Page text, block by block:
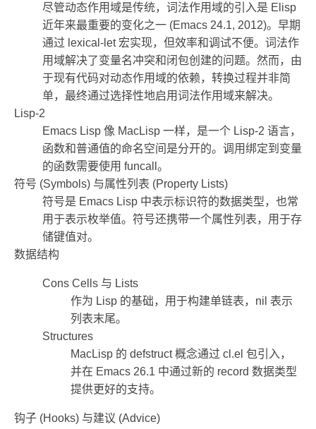
尽管动态作用域是传统，词法作用域的引入是 Elisp
近年来最重要的变化之一 (Emacs 24.1, 2012)。早期
通过 lexical-let 宏实现，但效率和调试不便。词法作
用域解决了变量名冲突和闭包创建的问题。然而，由
于现有代码对动态作用域的依赖，转换过程并非简
单，最终通过选择性地启用词法作用域来解决。
Lisp-2
Emacs Lisp 像 MacLisp 一样，是一个 Lisp-2 语言，
函数和普通值的命名空间是分开的。调用绑定到变量
的函数需要使用 funcall。
符号 (Symbols) 与属性列表 (Property Lists)
符号是 Emacs Lisp 中表示标识符的数据类型，也常
用于表示枚举值。符号还携带一个属性列表，用于存
储键值对。
数据结构
Cons Cells 与 Lists
作为 Lisp 的基础，用于构建单链表，nil 表示
列表末尾。
Structures
MacLisp 的 defstruct 概念通过 cl.el 包引入，
并在 Emacs 26.1 中通过新的 record 数据类型
提供更好的支持。
钩子 (Hooks) 与建议 (Advice)